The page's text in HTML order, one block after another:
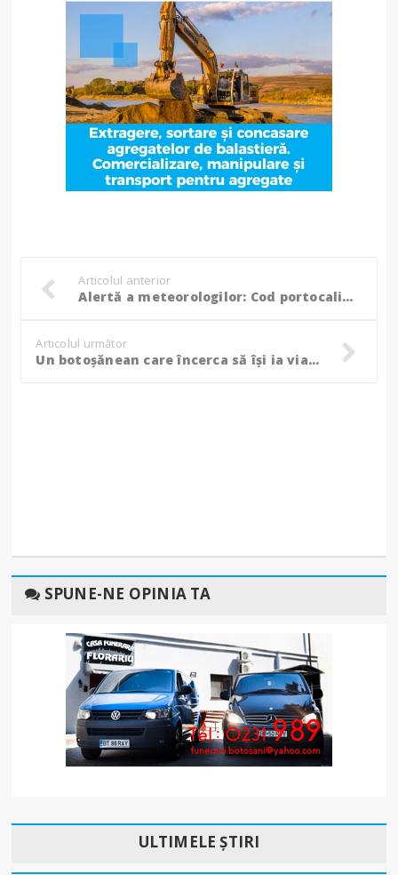
Articolul anterior
Alertă a meteorologilor: Cod portocaliu și galben de vreme rea!
Articolul următor
Un botoșănean care încerca să își ia viața a fost salvat în ultimul moment. Doi polițiști au fost eroii salvatori!
SPUNE-NE OPINIA TA
ULTIMELE ȘTIRI